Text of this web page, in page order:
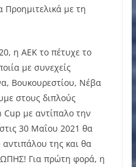
με τη
η ΑΕΚ το πέτυχε το
με συνεχείς
Βουκουρεστίου, Νέβα
στους διπλούς
Cup με αντίπαλο την
30 Μαΐου 2021 θα
της και θα
Για πρώτη φορά, η